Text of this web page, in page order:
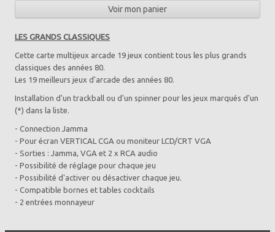
Voir mon panier
LES GRANDS CLASSIQUES
Cette carte multijeux arcade 19 jeux contient tous les plus grands
classiques des années 80.
Les 19 meilleurs jeux d'arcade des années 80.
Installation d'un trackball ou d'un spinner pour les jeux marqués d'un
(*) dans la liste.
- Connection Jamma
- Pour écran VERTICAL CGA ou moniteur LCD/CRT VGA
- Sorties : Jamma, VGA et 2 x RCA audio
- Possibilité de réglage pour chaque jeu
- Possibilité d'activer ou désactiver chaque jeu.
- Compatible bornes et tables cocktails
- 2 entrées monnayeur